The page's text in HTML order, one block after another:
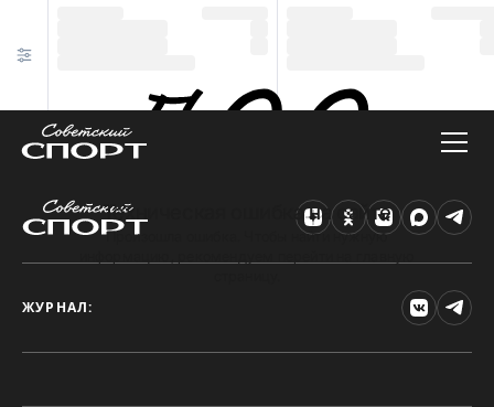
Техническая ошибка на сайте
Произошла ошибка. Чтобы найти нужную
ЖУРНАЛ: